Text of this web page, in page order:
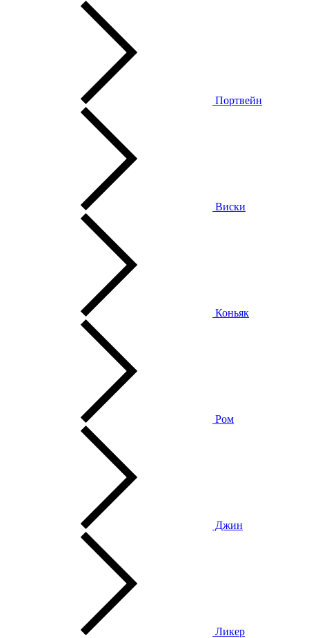
Портвейн
Виски
Коньяк
Ром
Джин
Ликер